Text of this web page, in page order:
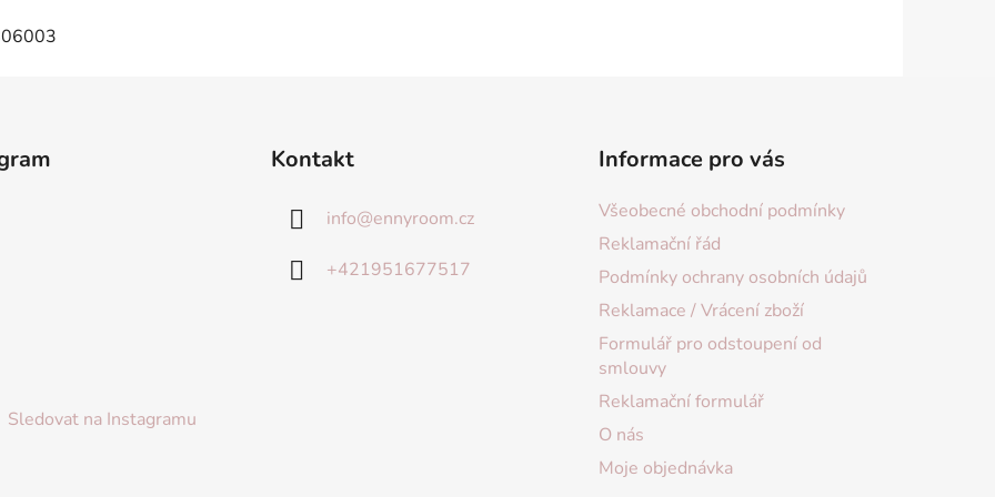
Sledovat na Instagramu
Kontakt
info@ennyroom.cz
+421951677517
Informace pro vás
Všeobecné obchodní podmínky
Reklamační řád
Podmínky ochrany osobních údajů
Reklamace / Vrácení zboží
Formulář pro odstoupení od
smlouvy
Reklamační formulář
O nás
Moje objednávka